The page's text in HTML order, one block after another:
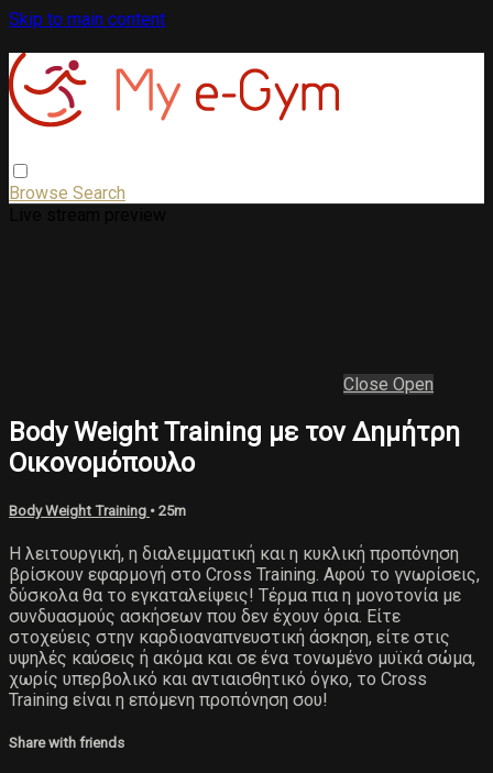
Skip to main content
Browse Search
Close Open
Body Weight Training με τον Δημήτρη
Οικονομόπουλο
Body Weight Training • 25m
Η λειτουργική, η διαλειμματική και η κυκλική προπόνηση
βρίσκουν εφαρμογή στο Cross Training. Αφού το γνωρίσεις,
δύσκολα θα το εγκαταλείψεις! Τέρμα πια η μονοτονία με
συνδυασμούς ασκήσεων που δεν έχουν όρια. Είτε
στοχεύεις στην καρδιοαναπνευστική άσκηση, είτε στις
υψηλές καύσεις ή ακόμα και σε ένα τονωμένο μυϊκά σώμα,
χωρίς υπερβολικό και αντιαισθητικό όγκο, το Cross
Training είναι η επόμενη προπόνηση σου!
Share with friends